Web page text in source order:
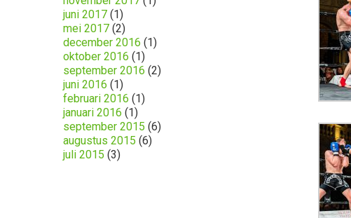
juni 2017 (1)
mei 2017 (2)
december 2016 (1)
oktober 2016 (1)
september 2016 (2)
juni 2016 (1)
februari 2016 (1)
januari 2016 (1)
september 2015 (6)
augustus 2015 (6)
juli 2015 (3)